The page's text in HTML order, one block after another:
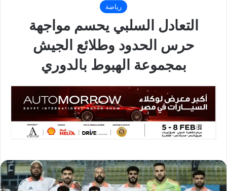
رياضة
التعادل السلبي يحسم مواجهة
حرس الحدود وطلائع الجيش
بمجموعة الهبوط بالدوري